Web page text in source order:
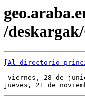
/
[Al directorio
viernes, 28 de
jueves, 21 de